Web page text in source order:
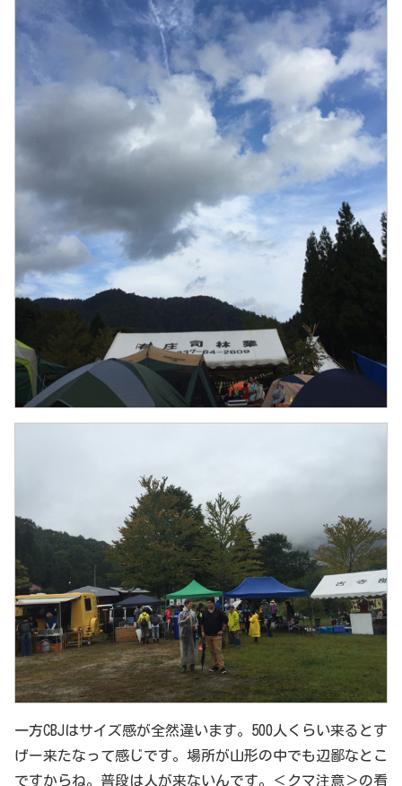
一方CBJはサイズ感が全然違います。500人くらい来るとす
げー来たなって感じです。場所が山形の中でも辺鄙なとこ
ですからね。普段は人が来ないんです。＜クマ注意＞の看